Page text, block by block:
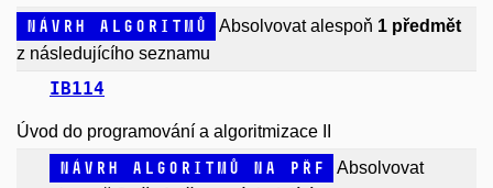
Návrh algoritmů Absolvovat alespoň 1 předmět
z následujícího seznamu
IB114
Úvod do programování a algoritmizace II
Návrh algoritmů na PřF
Absolvovat